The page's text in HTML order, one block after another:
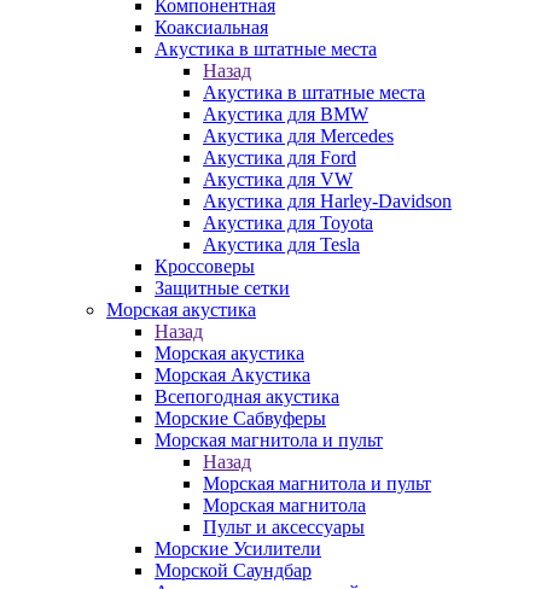
Компонентная
Коаксиальная
Акустика в штатные места
Назад
Акустика в штатные места
Акустика для BMW
Акустика для Mercedes
Акустика для Ford
Акустика для VW
Акустика для Harley-Davidson
Акустика для Toyota
Акустика для Tesla
Кроссоверы
Защитные сетки
Морская акустика
Назад
Морская акустика
Морская Акустика
Всепогодная акустика
Морские Сабвуферы
Морская магнитола и пульт
Назад
Морская магнитола и пульт
Морская магнитола
Пульт и аксессуары
Морские Усилители
Морской Cаундбар